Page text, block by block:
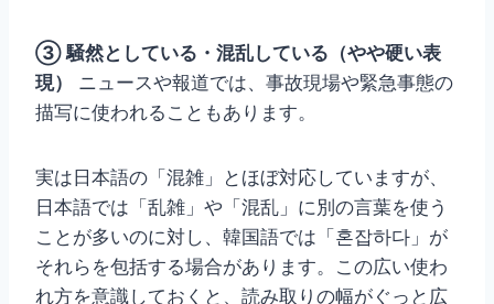
③ 騒然としている・混乱している（やや硬い表
現）
ニュースや報道では、事故現場や緊急事態の
描写に使われることもあります。
実は日本語の「混雑」とほぼ対応していますが、
日本語では「乱雑」や「混乱」に別の言葉を使う
ことが多いのに対し、韓国語では「혼잡하다」が
それらを包括する場合があります。この広い使わ
れ方を意識しておくと、読み取りの幅がぐっと広